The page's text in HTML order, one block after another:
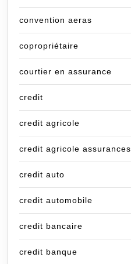
convention aeras
copropriétaire
courtier en assurance
credit
credit agricole
credit agricole assurances
credit auto
credit automobile
credit bancaire
credit banque